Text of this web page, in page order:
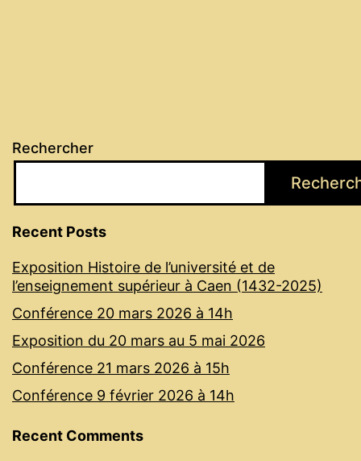
Rechercher
Recent Posts
Exposition Histoire de l’université et de
l’enseignement supérieur à Caen (1432-2025)
Conférence 20 mars 2026 à 14h
Exposition du 20 mars au 5 mai 2026
Conférence 21 mars 2026 à 15h
Conférence 9 février 2026 à 14h
Recent Comments